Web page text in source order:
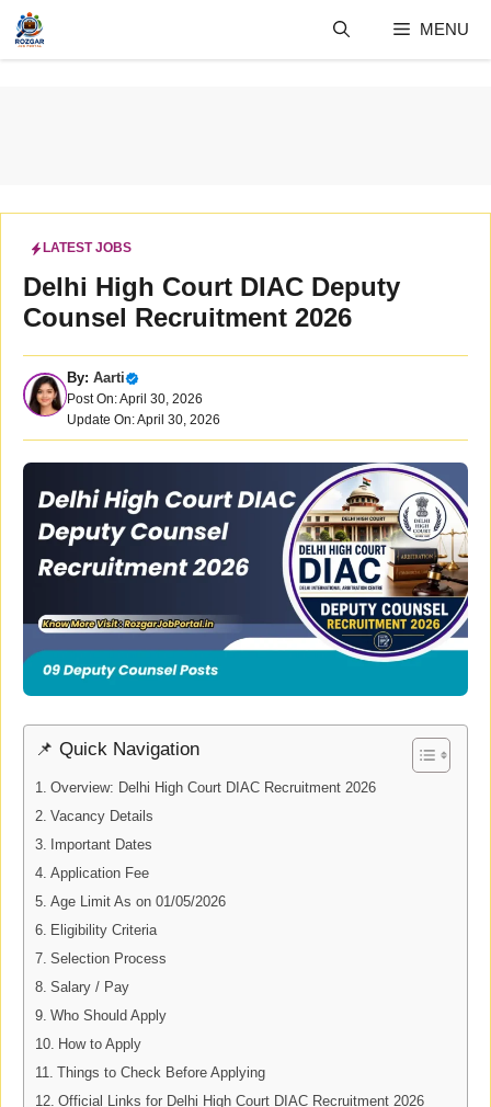
Skip
content
MENU
LATEST JOBS
Delhi High Court DIAC Deputy
Counsel Recruitment 2026
By: Aarti
Post On: April 30, 2026
Update On: April 30, 2026
📌 Quick Navigation
Overview: Delhi High Court DIAC Recruitment 2026
Vacancy Details
Important Dates
Application Fee
Age Limit As on 01/05/2026
Eligibility Criteria
Selection Process
Salary / Pay
Who Should Apply
How to Apply
Things to Check Before Applying
Official Links for Delhi High Court DIAC Recruitment 2026